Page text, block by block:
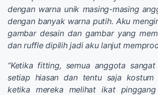
dengan warna unik masing-masing
dengan banyak warna putih. Aku
gambar desain dan gambar yang
dan ruffle dipilih jadi aku lanjut
“Ketika fitting, semua anggota
setiap hiasan dan tentu saja
ketika mereka melihat ikat